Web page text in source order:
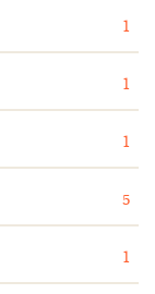
1
1
1
5
1